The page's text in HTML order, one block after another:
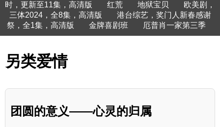
时，更新至11集，高清版
红荒 地狱宝贝
欧美剧，
三体2024，全8集，高清版
港台综艺，奖门人新春感谢
祭，全1集，高清版
金牌喜剧班 厄普肖一家第三季
另类爱情
团圆的意义——心灵的归属